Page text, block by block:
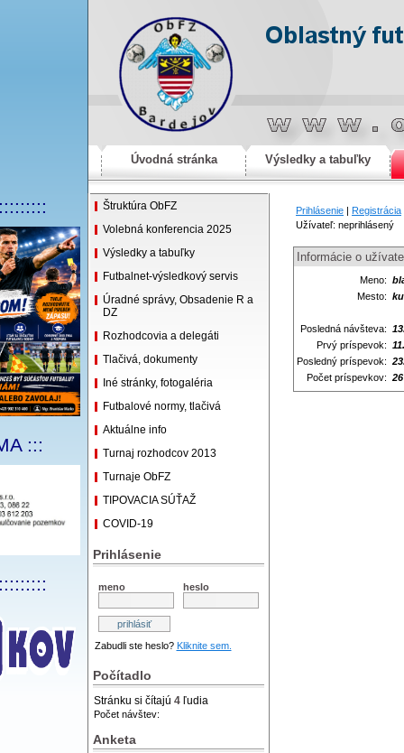
:::
Úvodná stránka Výsledky a tabuľky
Štruktúra ObFZ
Volebná konferencia 2025
Výsledky a tabuľky
Futbalnet-výsledkový servis
Úradné správy, Obsadenie R a
DZ
Rozhodcovia a delegáti
Tlačivá, dokumenty
Iné stránky, fotogaléria
Futbalové normy, tlačivá
Aktuálne info
Turnaj rozhodcov 2013
Turnaje ObFZ
TIPOVACIA SÚŤAŽ
COVID-19
Prihlásenie
meno heslo
Zabudli ste heslo? Kliknite sem.
Počítadlo
Stránku si čítajú 4ľudia
Počet návštev:
Anketa
Prihlásenie | Registrácia
Užívateľ: neprihlásený
Informácie o
Meno:
Mesto:
Posledná návšteva:
Prvý príspevok:
Posledný príspevok:
Počet príspevkov: 26